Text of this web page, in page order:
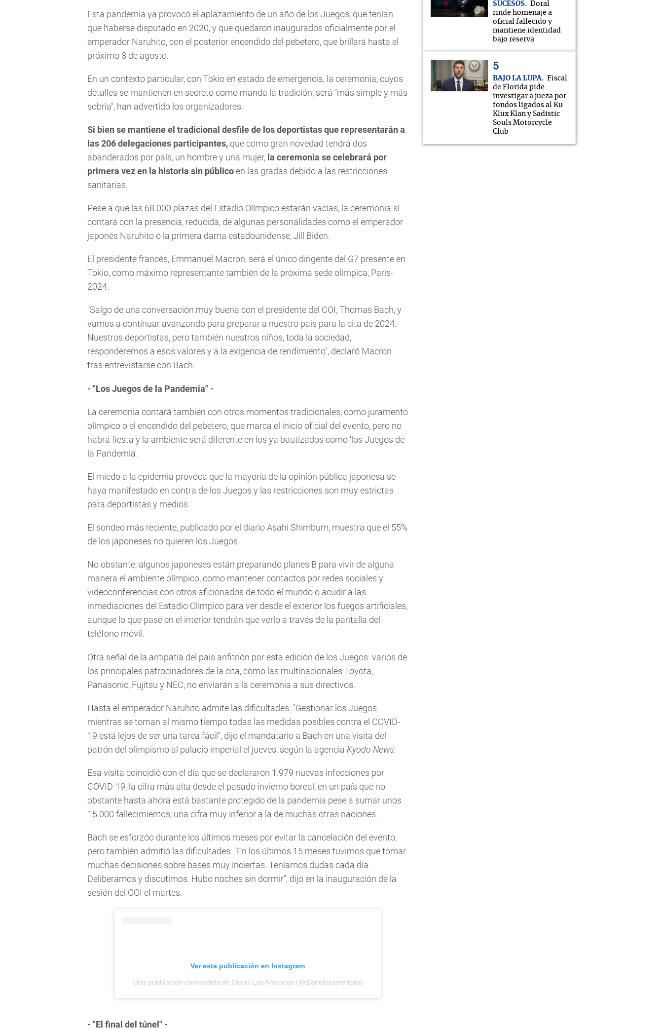
Esta pandemia ya provocó el aplazamiento de un año de los Juegos, que tenían
que haberse disputado en 2020, y que quedaron inaugurados oficialmente por el
emperador Naruhito, con el posterior encendido del pebetero, que brillará hasta el
próximo 8 de agosto.
En un contexto particular, con Tokio en estado de emergencia, la ceremonia, cuyos
detalles se mantienen en secreto como manda la tradición, será "más simple y más
sobria", han advertido los organizadores.
Si bien se mantiene el tradicional desfile de los deportistas que representarán a
las 206 delegaciones participantes, que como gran novedad tendrá dos
abanderados por país, un hombre y una mujer, la ceremonia se celebrará por
primera vez en la historia sin públicoen las gradas debido a las restricciones
sanitarias.
Pese a que las 68.000 plazas del Estadio Olímpico estarán vacías, la ceremonia sí
contará con la presencia, reducida, de algunas personalidades como el emperador
japonés Naruhito o la primera dama estadounidense, Jill Biden.
El presidente francés, Emmanuel Macron, será el único dirigente del G7 presente en
Tokio, como máximo representante también de la próxima sede olímpica, París-
2024.
"Salgo de una conversación muy buena con el presidente del COI, Thomas Bach, y
vamos a continuar avanzando para preparar a nuestro país para la cita de 2024.
Nuestros deportistas, pero también nuestros niños, toda la sociedad,
responderemos a esos valores y a la exigencia de rendimiento", declaró Macron
tras entrevistarse con Bach.
- "Los Juegos de la Pandemia" -
La ceremonia contará también con otros momentos tradicionales, como juramento
olímpico o el encendido del pebetero, que marca el inicio oficial del evento, pero no
habrá fiesta y la ambiente será diferente en los ya bautizados como 'los Juegos de
la Pandemia'.
El miedo a la epidemia provoca que la mayoría de la opinión pública japonesa se
haya manifestado en contra de los Juegos y las restricciones son muy estrictas
para deportistas y medios.
El sondeo más reciente, publicado por el diario Asahi Shimbum, muestra que el 55%
de los japoneses no quieren los Juegos.
No obstante, algunos japoneses están preparando planes B para vivir de alguna
manera el ambiente olímpico, como mantener contactos por redes sociales y
videoconferencias con otros aficionados de todo el mundo o acudir a las
inmediaciones del Estadio Olímpico para ver desde el exterior los fuegos artificiales,
aunque lo que pase en el interior tendrán que verlo a través de la pantalla del
teléfono móvil.
Otra señal de la antipatía del país anfitrión por esta edición de los Juegos: varios de
los principales patrocinadores de la cita, como las multinacionales Toyota,
Panasonic, Fujitsu y NEC, no enviarán a la ceremonia a sus directivos.
Hasta el emperador Naruhito admite las dificultades: "Gestionar los Juegos
mientras se toman al mismo tiempo todas las medidas posibles contra el COVID-
19 está lejos de ser una tarea fácil", dijo el mandatario a Bach en una visita del
patrón del olimpismo al palacio imperial el jueves, según la agencia Kyodo News.
Esa visita coincidió con el día que se declararon 1.979 nuevas infecciones por
COVID-19, la cifra más alta desde el pasado invierno boreal, en un país que no
obstante hasta ahora está bastante protegido de la pandemia pese a sumar unos
15.000 fallecimientos, una cifra muy inferior a la de muchas otras naciones.
Bach se esforzóo durante los últimos meses por evitar la cancelación del evento,
pero también admitió las dificultades: "En los últimos 15 meses tuvimos que tomar
muchas decisiones sobre bases muy inciertas. Teníamos dudas cada día.
Deliberamos y discutimos. Hubo noches sin dormir", dijo en la inauguración de la
sesión del COI el martes.
Ver esta publicación en Instagram
Una publicación compartida de Diario Las Americas (@diariolasamericas)
- "El final del túnel" -
SUCESOS
Doral
rinde homenaje a
oficial fallecido y
mantiene identidad
bajo reserva
BAJO LA LUPA
Fiscal
de Florida pide
investigar a jueza por
fondos ligados al Ku
Klux Klan y Sadistic
Souls Motorcycle
Club